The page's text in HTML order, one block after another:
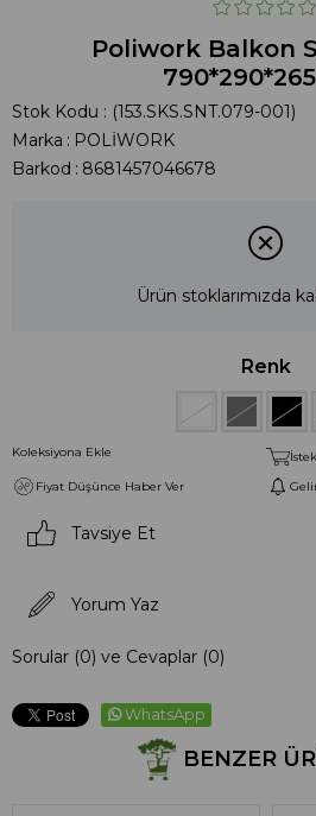
Poliwork Balkon
Stok Kodu
(153.SKS.SNT.079-001)
Marka : POLİWORK
Barkod : 8681457046678
Ürün stoklarımızda
Renk
Koleksiyona Ekle
Fiyat Düşünce Haber Ver
Tavsiye Et
Yorum Yaz
Sorular (0) ve Cevaplar (0)
WhatsApp
BENZER